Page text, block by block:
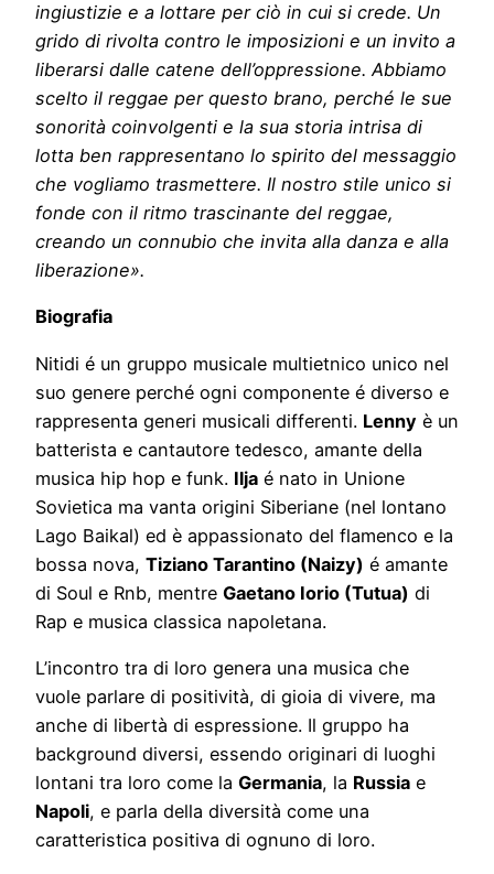
ingiustizie e a lottare per ciò in cui si crede. Un
grido di rivolta contro le imposizioni e un invito a
liberarsi dalle catene dell’oppressione. Abbiamo
scelto il reggae per questo brano, perché le sue
sonorità coinvolgenti e la sua storia intrisa di
lotta ben rappresentano lo spirito del messaggio
che vogliamo trasmettere. Il nostro stile unico si
fonde con il ritmo trascinante del reggae,
creando un connubio che invita alla danza e alla
liberazione».
Biografia
Nitidi é un gruppo musicale multietnico unico nel
suo genere perché ogni componente é diverso e
rappresenta generi musicali differenti. Lenny è un
batterista e cantautore tedesco, amante della
musica hip hop e funk. Ilja é nato in Unione
Sovietica ma vanta origini Siberiane (nel lontano
Lago Baikal) ed è appassionato del flamenco e la
bossa nova, Tiziano Tarantino (Naizy) é amante
di Soul e Rnb, mentre Gaetano Iorio (Tutua) di
Rap e musica classica napoletana.
L’incontro tra di loro genera una musica che
vuole parlare di positività, di gioia di vivere, ma
anche di libertà di espressione. Il gruppo ha
background diversi, essendo originari di luoghi
lontani tra loro come la Germania, la Russia e
Napoli, e parla della diversità come una
caratteristica positiva di ognuno di loro.